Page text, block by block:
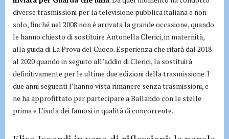
diverse trasmissioni per la televisione pubblica italiana e non
solo, finché nel 2008 non è arrivata la grande occasione, quando
le hanno chiesto di sostituire Antonella Clerici, in maternità,
alla guida di La Prova del Cuoco. Esperienza che rifarà dal 2018
al 2020 quando in seguito all’addio di Clerici, la sostituirà
definitivamente per le ultime due edizioni della trasmissione. I
due anni seguenti l’hanno vista rimanere senza trasmissioni, e
ne ha approfittato per partecipare a Ballando con le stelle
prima e L’isola dei famosi in qualità di concorrente.